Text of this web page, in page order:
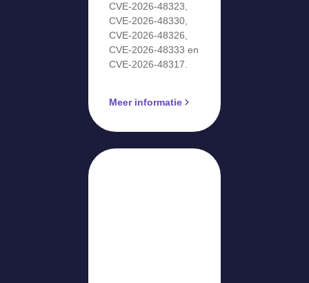
CVE-2026-48323,
CVE-2026-48330,
CVE-2026-48326,
CVE-2026-48333 en
CVE-2026-48317.
Meer informatie